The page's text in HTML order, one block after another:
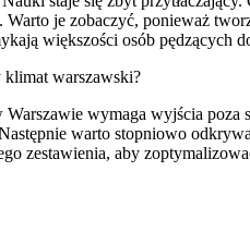
Warto je zobaczyć, ponieważ
większości osób pędzących
klimat warszawski?
wymaga wyjścia
warto stopniowo
zestawienia, aby